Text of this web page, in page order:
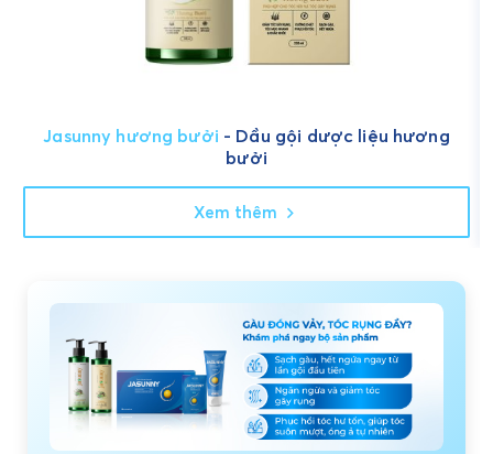
Jasunny hương bưởi - Dầu gội dược liệu hương
bưởi
Xem thêm